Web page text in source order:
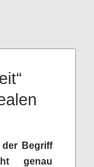
der Begriff
genau